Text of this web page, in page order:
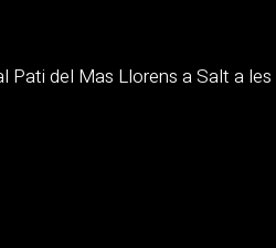
del Mas Llorens a Salt a les